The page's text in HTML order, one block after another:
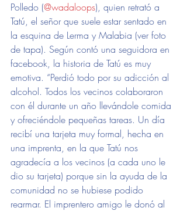
Polledo (@wadaloops), quien retrató a
Tatú, el señor que suele estar sentado en
la esquina de Lerma y Malabia (ver foto
de tapa). Según contó una seguidora en
facebook, la historia de Tatú es muy
emotiva. “Perdió todo por su adicción al
alcohol. Todos los vecinos colaboraron
con él durante un año llevándole comida
y ofreciéndole pequeñas tareas. Un día
recibí una tarjeta muy formal, hecha en
una imprenta, en la que Tatú nos
agradecía a los vecinos (a cada uno le
dio su tarjeta) porque sin la ayuda de la
comunidad no se hubiese podido
rearmar. El imprentero amigo le donó al